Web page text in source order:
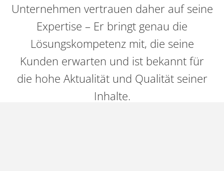
Unternehmen vertrauen daher auf seine
Expertise – Er bringt genau die
Lösungskompetenz mit, die seine
Kunden erwarten und ist bekannt für
die hohe Aktualität und Qualität seiner
Inhalte.